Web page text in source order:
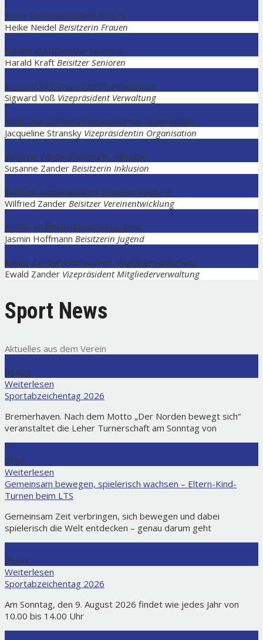
Heike NeidelBeisitzerin Frauen
Heike Neidel Beisitzerin Frauen
Harald KraftBeisitzer Senioren
Harald Kraft Beisitzer Senioren
Sigward VoßVizepräsident Verwaltung
Sigward Voß Vizepräsident Verwaltung
Jacqueline StranskyVizepräsidentin Organisation
Jacqueline Stransky Vizepräsidentin Organisation
Susanne ZanderBeisitzerin Inklusion
Susanne Zander Beisitzerin Inklusion
Wilfried ZanderBeisitzer Vereinentwicklung
Wilfried Zander Beisitzer Vereinentwicklung
Jasmin HoffmannBeisitzerin Jugend
Jasmin Hoffmann Beisitzerin Jugend
Ewald ZanderVizepräsident Mitgliederverwaltung
Ewald Zander Vizepräsident Mitgliederverwaltung
Sport News
Aktuelles aus dem Verein
08Aug.
Weiterlesen
Sportabzeichentag 2026
Bremerhaven. Nach dem Motto „Der Norden bewegt sich“
veranstaltet die Leher Turnerschaft am Sonntag von
01 Juli
Weiterlesen
Gemeinsam bewegen, spielerisch wachsen – Eltern-Kind-
Turnen beim LTS
Gemeinsam Zeit verbringen, sich bewegen und dabei
spielerisch die Welt entdecken – genau darum geht
28Juni
Weiterlesen
Sportabzeichentag 2026
Am Sonntag, den 9. August 2026 findet wie jedes Jahr von
10.00 bis 14.00 Uhr